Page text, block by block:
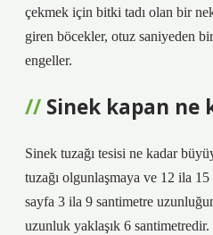
çekmek için bitki tadı olan bir
giren böcekler, otuz saniyeden
engeller.
Sinek kapan ne
Sinek tuzağı tesisi ne kadar
tuzağı olgunlaşmaya ve 12 ila
sayfa 3 ila 9 santimetre
uzunluk yaklaşık 6 santimetredir.